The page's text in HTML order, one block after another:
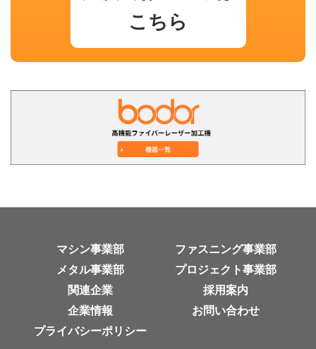
こちら
マシン事業部
ファスニング事業部
メタル事業部
プロジェクト事業部
関連企業
採用案内
企業情報
お問い合わせ
プライバシーポリシー